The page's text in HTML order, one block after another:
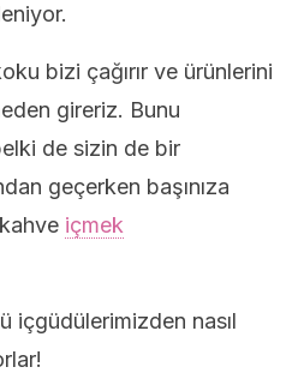
bizi çağırır ve ürünlerini
gireriz. Bunu
de sizin de bir
geçerken başınıza
içmek
içgüdülerimizden nasıl